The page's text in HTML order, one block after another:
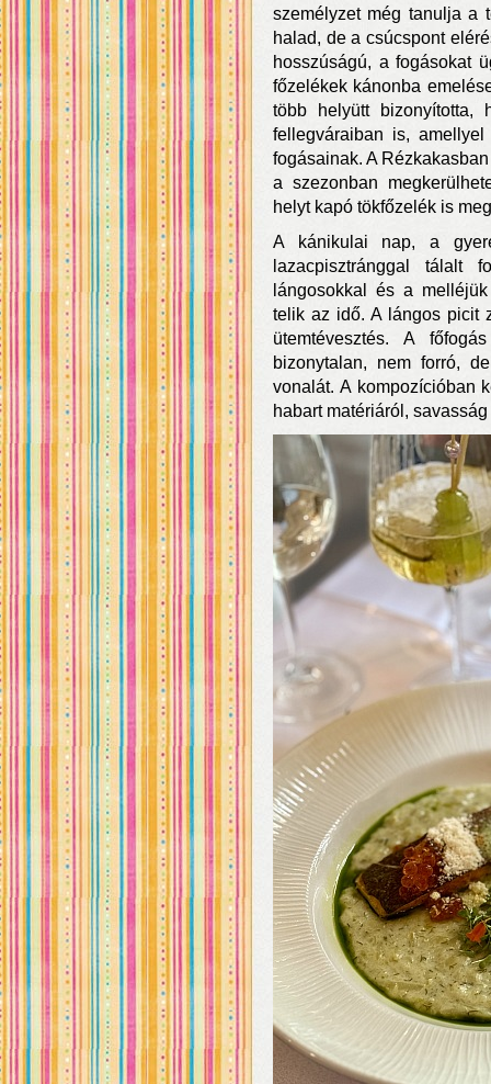
személyzet még tanulja a
halad, de a csúcspont
hosszúságú, a fogásokat
főzelékek kánonba
több helyütt bizonyította,
fellegváraiban is,
fogásainak. A
a szezonban
helyt kapó tökfőzelék is
A kánikulai nap, a
lazacpisztránggal tálalt
lángosokkal és a
telik az idő. A lángos picit
ütemtévesztés. A
bizonytalan, nem forró,
vonalát. A kompozícióban
habart matériáról,